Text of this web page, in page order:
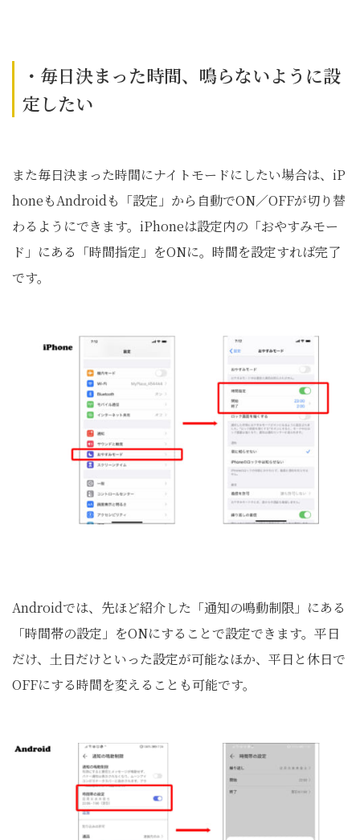
・毎日決まった時間、鳴らないように設
定したい
また毎日決まった時間にナイトモードにしたい場合は、iP
honeもAndroidも「設定」から自動でON／OFFが切り替
わるようにできます。iPhoneは設定内の「おやすみモー
ド」にある「時間指定」をONに。時間を設定すれば完了
です。
Androidでは、先ほど紹介した「通知の鳴動制限」にある
「時間帯の設定」をONにすることで設定できます。平日
だけ、土日だけといった設定が可能なほか、平日と休日で
OFFにする時間を変えることも可能です。